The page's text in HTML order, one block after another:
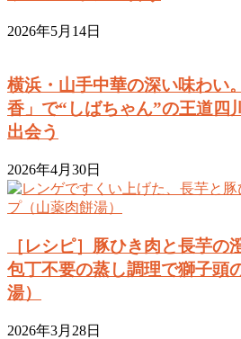
2026年5月14日
横浜・山手中華の深い味わい
香」で“しばちゃん”の王道四
出会う
2026年4月30日
［レシピ］豚ひき肉と長芋の
包丁不要の蒸し調理で獅子頭
湯）
2026年3月28日